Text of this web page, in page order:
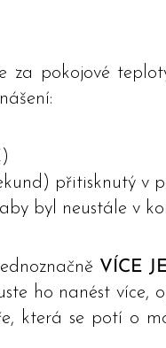
za pokojové
přitisknutý v
byl neustále v
VÍCE
ho nanést
která se potí o